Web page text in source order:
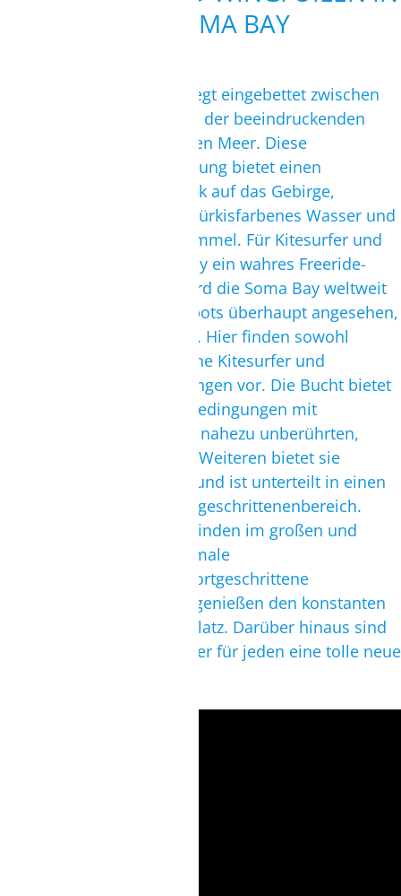
DER SOMA BAY
Die Halbinsel Soma Bay liegt eingebettet zwischen
dem azurblauen Meer und der beeindruckenden
Wüstenlandschaft am Roten Meer. Diese
außergewöhnliche Umgebung bietet einen
atemberaubenden Ausblick auf das Gebirge,
unberührte Sandstrände, türkisfarbenes Wasser und
einen endlosen blauen Himmel. Für Kitesurfer und
Wingfoiler ist die Soma Bay ein wahres Freeride-
Paradies! Von Experten wird die Soma Bay weltweit
als einer der besten Kitespots überhaupt angesehen,
und das aus gutem Grund. Hier finden sowohl
Anfänger als auch erfahrene Kitesurfer und
Wingfoiler ideale Bedingungen vor. Die Bucht bietet
fantastische Flachwasserbedingungen mit
kristallklarem Wasser und nahezu unberührten,
feinen Sandstränden. Des Weiteren bietet sie
ausreichend Platz für alle und ist unterteilt in einen
Schulungs- und einen Fortgeschrittenenbereich.
Anfänger- und Aufsteiger finden im großen und
sicheren Stehbereich optimale
Schulungsbedingungen. Fortgeschrittene
Kitesurfer und Wingfoiler genießen den konstanten
Wind und unendlich viel Platz. Darüber hinaus sind
die begleiteten Downwinder für jeden eine tolle neue